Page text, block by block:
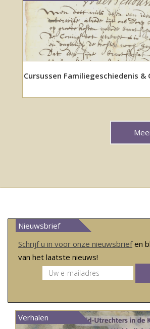
Cursussen Familiegeschiedenis &
Nieuwsbrief
Schrijf u in voor onze nieuwsbriefen
van het laatste nieuws!
Verhalen